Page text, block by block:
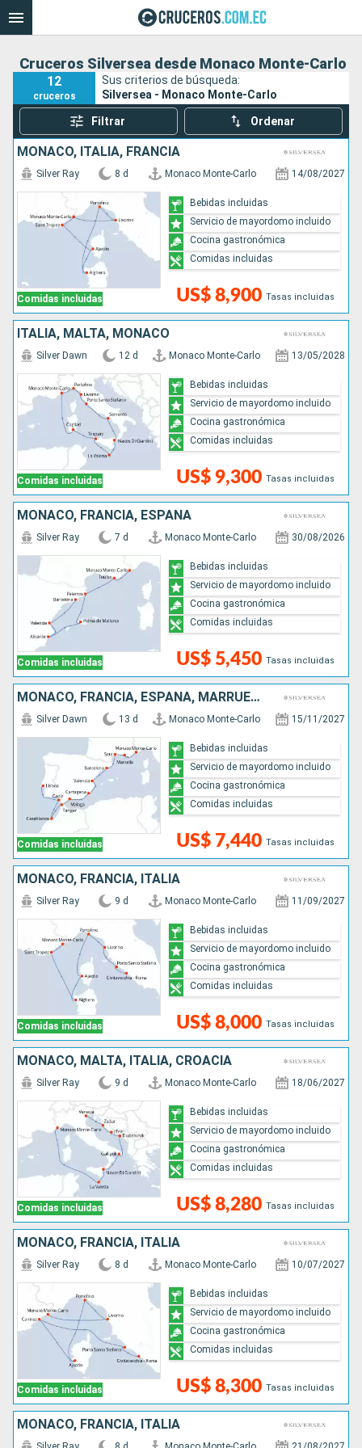
Cruceros Silversea desde Monaco Monte-Carlo
12
cruceros
Sus criterios de búsqueda:
Silversea - Monaco Monte-Carlo
Filtrar Ordenar
MONACO, ITALIA, FRANCIA
Comidas incluidas
Silver Ray 8 d Monaco Monte-Carlo 14/08/2027
US$ 8,900 Tasas incluidas
Bebidas incluidas
Servicio de mayordomo incluido
Cocina gastronómica
Comidas incluidas
ITALIA, MALTA, MONACO
Comidas incluidas
Silver Dawn 12 d Monaco Monte-Carlo 13/05/2028
US$ 9,300 Tasas incluidas
Bebidas incluidas
Servicio de mayordomo incluido
Cocina gastronómica
Comidas incluidas
MONACO, FRANCIA, ESPAÑA
Comidas incluidas
Silver Ray 7 d Monaco Monte-Carlo 30/08/2026
US$ 5,450 Tasas incluidas
Bebidas incluidas
Servicio de mayordomo incluido
Cocina gastronómica
Comidas incluidas
MONACO, FRANCIA, ESPAÑA, MARRUECOS, PORTUGAL
Comidas incluidas
Silver Dawn 13 d Monaco Monte-Carlo 15/11/2027
US$ 7,440 Tasas incluidas
Bebidas incluidas
Servicio de mayordomo incluido
Cocina gastronómica
Comidas incluidas
MONACO, FRANCIA, ITALIA
Comidas incluidas
Silver Ray 9 d Monaco Monte-Carlo 11/09/2027
US$ 8,000 Tasas incluidas
Bebidas incluidas
Servicio de mayordomo incluido
Cocina gastronómica
Comidas incluidas
MONACO, MALTA, ITALIA, CROACIA
Comidas incluidas
Silver Ray 9 d Monaco Monte-Carlo 18/06/2027
US$ 8,280 Tasas incluidas
Bebidas incluidas
Servicio de mayordomo incluido
Cocina gastronómica
Comidas incluidas
MONACO, FRANCIA, ITALIA
Comidas incluidas
Silver Ray 8 d Monaco Monte-Carlo 10/07/2027
US$ 8,300 Tasas incluidas
Bebidas incluidas
Servicio de mayordomo incluido
Cocina gastronómica
Comidas incluidas
MONACO, FRANCIA, ITALIA